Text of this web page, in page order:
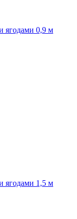
ягодами 0,9 м
ягодами 1,5 м